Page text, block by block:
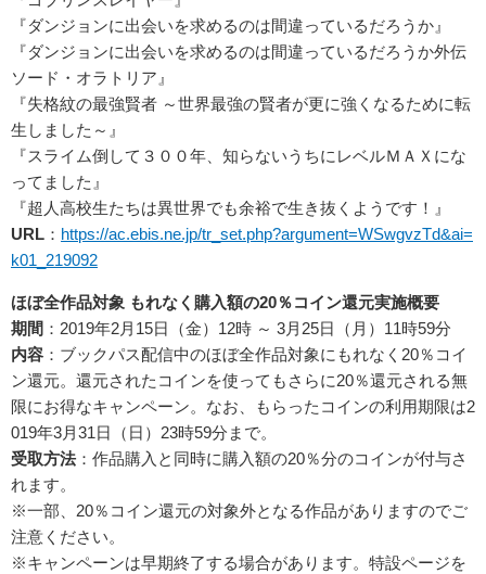
『ダンジョンに出会いを求めるのは間違っているだろうか』
『ダンジョンに出会いを求めるのは間違っているだろうか外伝
ソード・オラトリア』
『失格紋の最強賢者 ～世界最強の賢者が更に強くなるために転
生しました～』
『スライム倒して３００年、知らないうちにレベルＭＡＸにな
ってました』
『超人高校生たちは異世界でも余裕で生き抜くようです！』
URL ： https://ac.ebis.ne.jp/tr_set.php?argument=WSwgvzTd&ai=
k01_219092
ほぼ全作品対象 もれなく購入額の20％コイン還元実施概要
期間 ：2019年2月15日（金）12時 ～ 3月25日（月）11時59分
内容 ：ブックパス配信中のほぼ全作品対象にもれなく20％コイ
ン還元。還元されたコインを使ってもさらに20％還元される無
限にお得なキャンペーン。なお、もらったコインの利用期限は2
019年3月31日（日）23時59分まで。
受取方法：作品購入と同時に購入額の20％分のコインが付与さ
れます。
※一部、20％コイン還元の対象外となる作品がありますのでご
注意ください。
※キャンペーンは早期終了する場合があります。特設ページを